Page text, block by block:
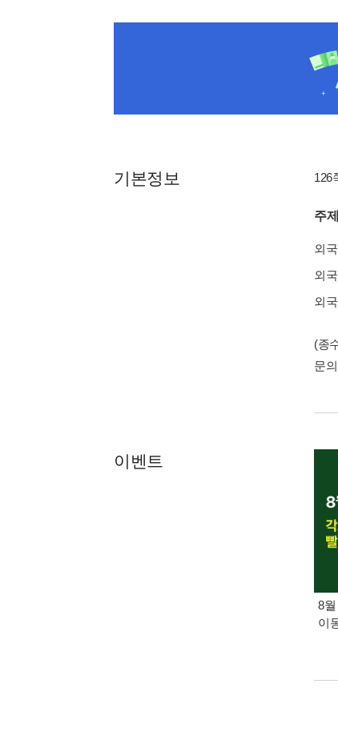
기본정보 126
주
외
외
외
(종
문
이벤트
8
이